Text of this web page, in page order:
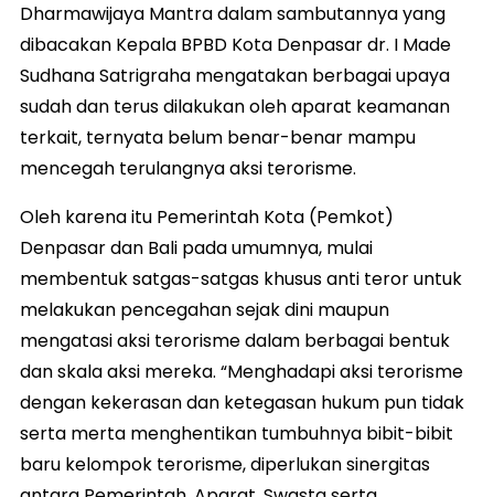
Dharmawijaya Mantra dalam sambutannya yang
dibacakan Kepala BPBD Kota Denpasar dr. I Made
Sudhana Satrigraha mengatakan berbagai upaya
sudah dan terus dilakukan oleh aparat keamanan
terkait, ternyata belum benar-benar mampu
mencegah terulangnya aksi terorisme.
Oleh karena itu Pemerintah Kota (Pemkot)
Denpasar dan Bali pada umumnya, mulai
membentuk satgas-satgas khusus anti teror untuk
melakukan pencegahan sejak dini maupun
mengatasi aksi terorisme dalam berbagai bentuk
dan skala aksi mereka. “Menghadapi aksi terorisme
dengan kekerasan dan ketegasan hukum pun tidak
serta merta menghentikan tumbuhnya bibit-bibit
baru kelompok terorisme, diperlukan sinergitas